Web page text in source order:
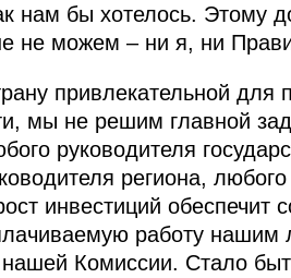
нам бы хотелось. Этому
не можем – ни я, ни
привлекательной для
мы не решим главной
руководителя
региона,
инвестиций обеспечит
работу
Комиссии. Стало